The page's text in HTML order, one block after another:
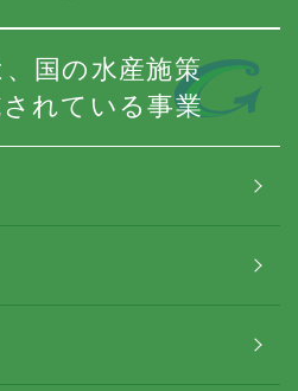
国の水産施策
れている事業